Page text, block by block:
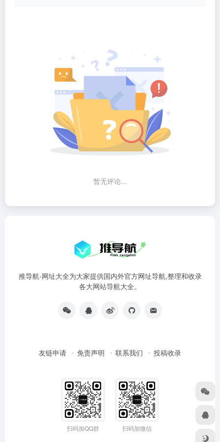
暂无评论...
推导航-网址大全为大家提供国内外官方网址导航,整理和收录
各大网站导航大全。
友链申请 免责声明 联系我们 投稿收录
扫码加QQ群 扫码加微信